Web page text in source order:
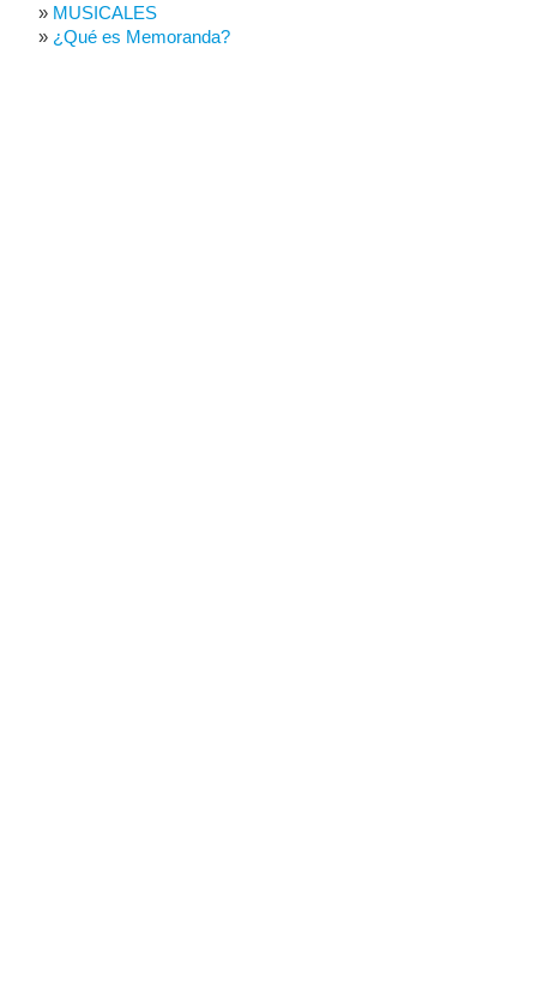
MUSICALES
¿Qué es Memoranda?